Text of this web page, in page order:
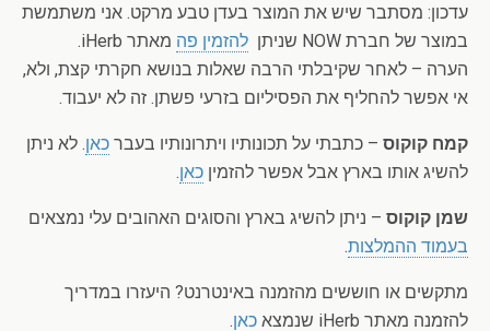
עדכון: מסתבר שיש את המוצר בעדן טבע מרקט. אני משתמשת
במוצר של חברת NOW שניתן
להזמין פה מאתר iHerb.
הערה – לאחר שקיבלתי הרבה שאלות בנושא חקרתי קצת, ולא,
אי אפשר להחליף את הפסיליום בזרעי פשתן. זה לא יעבוד.
קמח קוקוס – כתבתי על תכונותיו ויתרונותיו בעבר כאן. לא ניתן
להשיג אותו בארץ אבל אפשר להזמין כאן.
שמן קוקוס – ניתן להשיג בארץ והסוגים האהובים עלי נמצאים
בעמוד ההמלצות.
מתקשים או חוששים מהזמנה באינטרנט? היעזרו במדריך
להזמנה מאתר iHerb שנמצא
כאן.